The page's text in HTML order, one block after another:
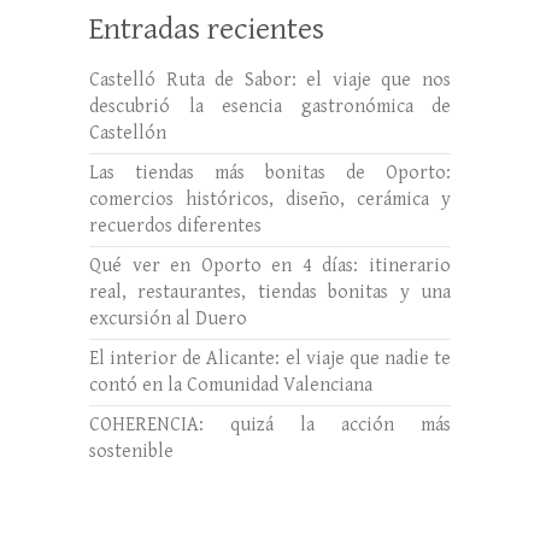
Entradas recientes
Castelló Ruta de Sabor: el viaje que nos
descubrió la esencia gastronómica de
Castellón
Las tiendas más bonitas de Oporto:
comercios históricos, diseño, cerámica y
recuerdos diferentes
Qué ver en Oporto en 4 días: itinerario
real, restaurantes, tiendas bonitas y una
excursión al Duero
El interior de Alicante: el viaje que nadie te
contó en la Comunidad Valenciana
COHERENCIA: quizá la acción más
sostenible